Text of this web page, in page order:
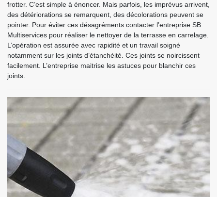
frotter. C’est simple à énoncer. Mais parfois, les imprévus arrivent,
des détériorations se remarquent, des décolorations peuvent se
pointer. Pour éviter ces désagréments contacter l’entreprise SB
Multiservices pour réaliser le nettoyer de la terrasse en carrelage.
L’opération est assurée avec rapidité et un travail soigné
notamment sur les joints d’étanchéité. Ces joints se noircissent
facilement. L’entreprise maitrise les astuces pour blanchir ces
joints.